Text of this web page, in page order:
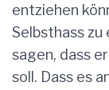
entziehen
Selbsthass
sagen, dass
soll. Dass es